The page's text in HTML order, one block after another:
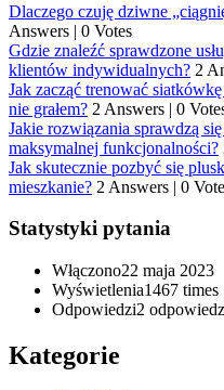
Dlaczego czuję dziwne
Answers | 0 Votes
Gdzie znaleźć sprawdzone
klientów indywidualnych? 2
Jak zacząć trenować
nie grałem? 2 Answers | 0
Jakie rozwiązania sprawdzą
maksymalnej funkcjonalności?
Jak skutecznie pozbyć się
mieszkanie? 2 Answers | 0
Statystyki pytania
Włączono22 maja 2023
Wyświetlenia1467 times
Odpowiedzi2
Kategorie